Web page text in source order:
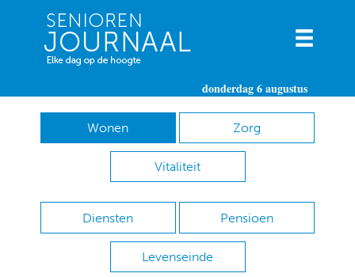
donderdag 6 augustus
Wonen Zorg
Vitaliteit
Diensten Pensioen
Levenseinde